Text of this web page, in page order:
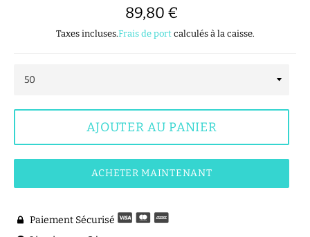
Prix
régulier
89,80 €
Taxes incluses.Frais de portcalculés à la caisse.
AJOUTER AU PANIER
ACHETER MAINTENANT
 Paiement Sécurisé